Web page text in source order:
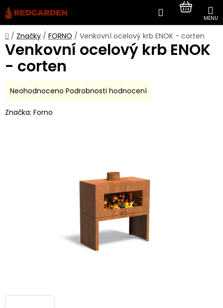
Přejít
na
obsah
Hledat
KOŠÍK
Domů
/ Značky / FORNO / Venkovní ocelový krb ENOK - corten
Venkovní ocelový krb ENOK
- corten
Průměrné
produktu
Neohodnoceno Podrobnosti hodnocení
Značka: Forno